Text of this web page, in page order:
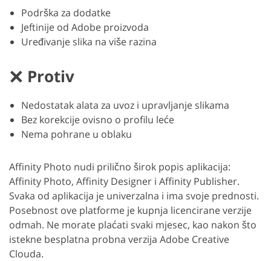
Podrška za dodatke
Jeftinije od Adobe proizvoda
Uređivanje slika na više razina
Protiv
Nedostatak alata za uvoz i upravljanje slikama
Bez korekcije ovisno o profilu leće
Nema pohrane u oblaku
Affinity Photo nudi prilično širok popis aplikacija:
Affinity Photo, Affinity Designer i Affinity Publisher.
Svaka od aplikacija je univerzalna i ima svoje prednosti.
Posebnost ove platforme je kupnja licencirane verzije
odmah. Ne morate plaćati svaki mjesec, kao nakon što
istekne besplatna probna verzija Adobe Creative
Clouda.